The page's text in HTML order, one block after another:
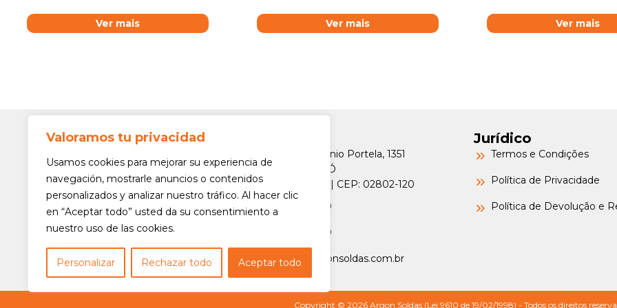
Valoramos tu privacidad
Usamos cookies para mejorar su experiencia de
navegación, mostrarle anuncios o contenidos
personalizados y analizar nuestro tráfico. Al hacer clic
en “Aceptar todo” usted da su consentimiento a
nuestro uso de las cookies.
Personalizar Rechazar todo Aceptar todo
Ver mais Ver mais Ver mais
Siga-nos!
Av. Min. Petrônio Portela, 1351
Freguesia do Ó
São Paulo/SP | CEP: 02802-120
(11) 3975-6000
(11) 3975-6000
contato@argonsoldas.com.br
Jurídico
Termos e Condições
Política de Privacidade
Política de Devolução e
Copyright © 2026 Argon Soldas (Lei 9610 de 19/02/1998) - Todos os direitos